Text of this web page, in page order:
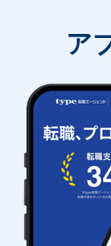
ア